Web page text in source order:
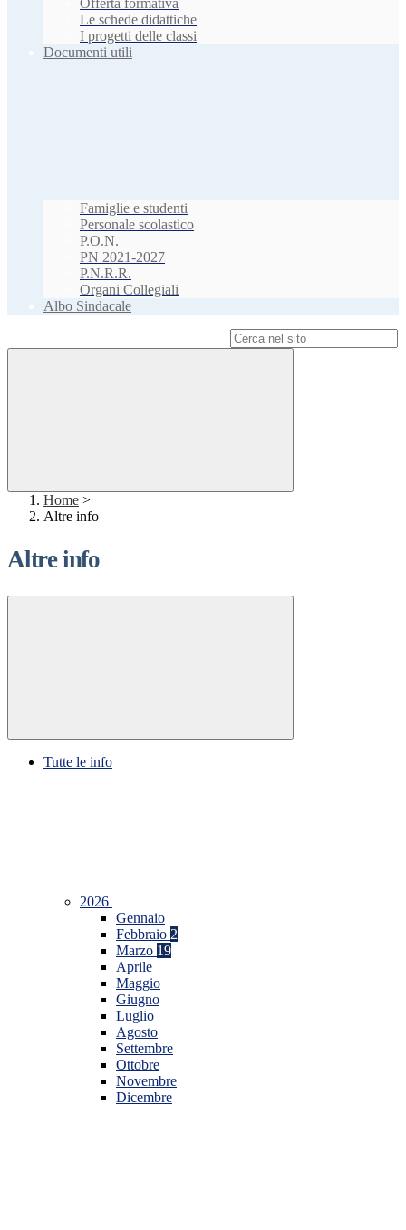
Offerta formativa
Le schede didattiche
I progetti delle classi
Documenti utili
Famiglie e studenti
Personale scolastico
P.O.N.
PN 2021-2027
P.N.R.R.
Organi Collegiali
Albo Sindacale
Home >
Altre info
Altre info
Tutte le info
2026
Gennaio
Febbraio 2
Marzo 19
Aprile
Maggio
Giugno
Luglio
Agosto
Settembre
Ottobre
Novembre
Dicembre